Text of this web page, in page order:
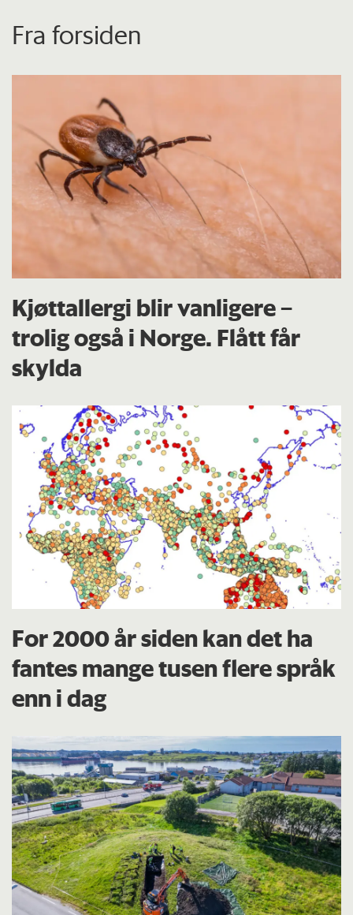
Fra forsiden
Kjøttallergi blir vanligere –
trolig også i Norge. Flått får
skylda
For 2000 år siden kan det ha
fantes mange tusen flere språk
enn i dag